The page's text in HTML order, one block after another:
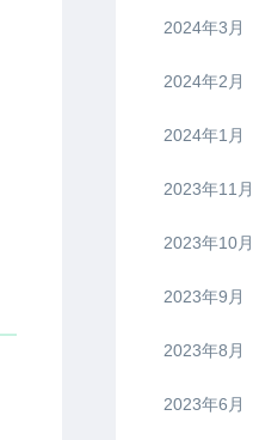
2024年3月
2024年2月
2024年1月
2023年11月
2023年10月
2023年9月
2023年8月
2023年6月